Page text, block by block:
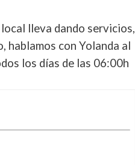
lleva dando servicios,
hablamos con Yolanda al
los días de las 06:00h